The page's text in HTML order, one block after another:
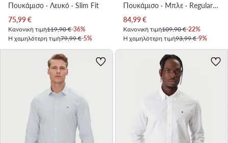
Πουκάμισο · Λευκό · Slim Fit
Τρέχουσα τιμή
75,99€
Κανονική τιμή119,90 €-36%
Η χαμηλότερη τιμή79,99 €-5%
Πουκάμισο · Μπλε · Regular Fit
Τρέχουσα τιμή
84,99€
Κανονική τιμή109,90 €-22%
Η χαμηλότερη τιμή93,99 €-9%